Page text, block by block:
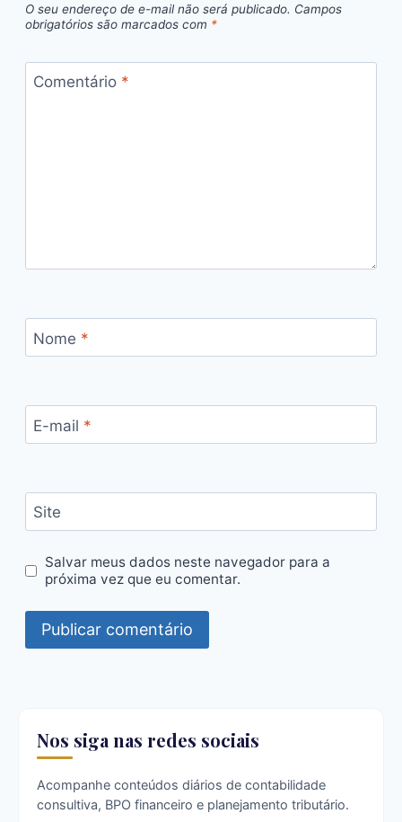
O seu endereço de e-mail não será publicado. Campos
obrigatórios são marcados com *
Comentário *
Nome *
E-mail *
Site
Salvar meus dados neste navegador para a
próxima vez que eu comentar.
Nos siga nas redes sociais
Acompanhe conteúdos diários de contabilidade
consultiva, BPO financeiro e planejamento tributário.